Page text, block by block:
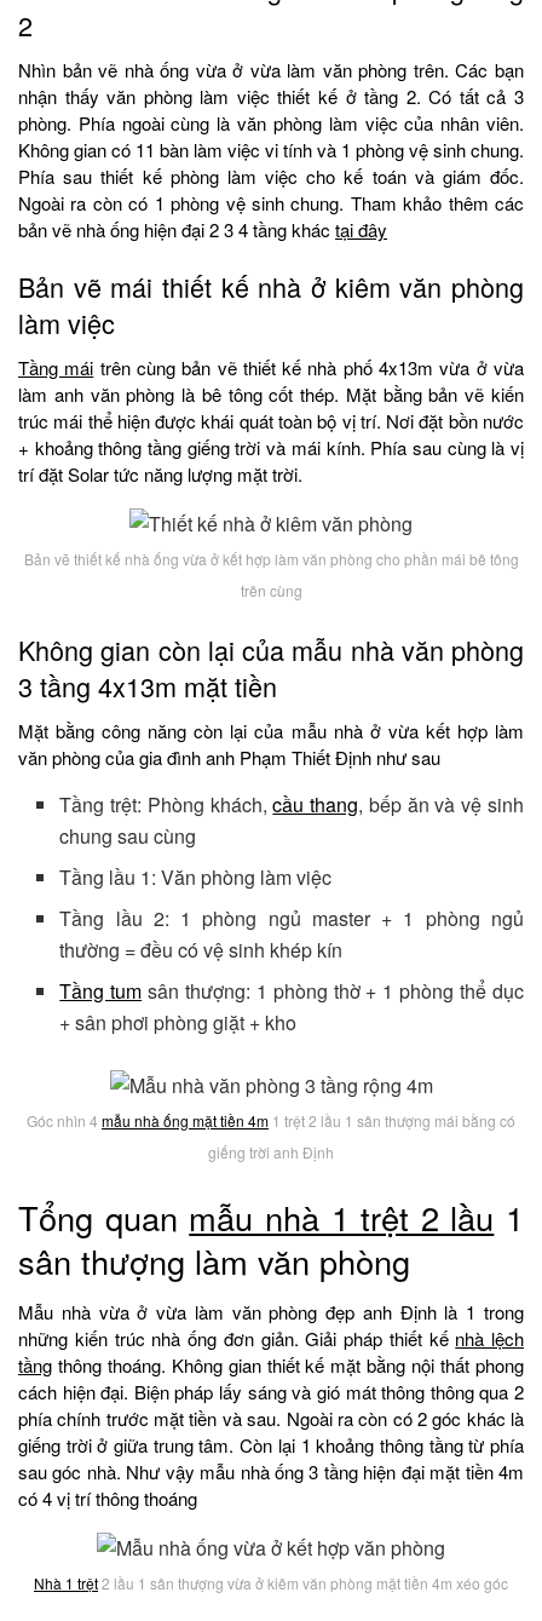
2
Nhìn bản vẽ nhà ống vừa ở vừa làm văn phòng trên. Các bạn
nhận thấy văn phòng làm việc thiết kế ở tầng 2. Có tất cả 3
phòng. Phía ngoài cùng là văn phòng làm việc của nhân viên.
Không gian có 11 bàn làm việc vi tính và 1 phòng vệ sinh chung.
Phía sau thiết kế phòng làm việc cho kế toán và giám đốc.
Ngoài ra còn có 1 phòng vệ sinh chung. Tham khảo thêm các
bản vẽ nhà ống hiện đại 2 3 4 tầng khác tại đây
Bản vẽ mái thiết kế nhà ở kiêm văn phòng
làm việc
Tầng mái trên cùng bản vẽ thiết kế nhà phố 4x13m vừa ở vừa
làm anh văn phòng là bê tông cốt thép. Mặt bằng bản vẽ kiến
trúc mái thể hiện được khái quát toàn bộ vị trí. Nơi đặt bồn nước
+ khoảng thông tầng giếng trời và mái kính. Phía sau cùng là vị
trí đặt Solar tức năng lượng mặt trời.
Bản vẽ thiết kế nhà ống vừa ở kết hợp làm văn phòng cho phần mái bê tông
trên cùng
Không gian còn lại của mẫu nhà văn phòng
3 tầng 4x13m mặt tiền
Mặt bằng công năng còn lại của mẫu nhà ở vừa kết hợp làm
văn phòng của gia đình anh Phạm Thiết Định như sau
Tầng trệt: Phòng khách,cầu thang, bếp ăn và vệ sinh
chung sau cùng
Tầng lầu 1: Văn phòng làm việc
Tầng lầu 2: 1 phòng ngủ master + 1 phòng ngủ
thường = đều có vệ sinh khép kín
Tầng tum sân thượng: 1 phòng thờ + 1 phòng thể dục
+ sân phơi phòng giặt + kho
Góc nhìn 4 mẫu nhà ống mặt tiền 4m 1 trệt 2 lầu 1 sân thượng mái bằng có
giếng trời anh Định
Tổng quan mẫu nhà 1 trệt 2 lầu 1
sân thượng làm văn phòng
Mẫu nhà vừa ở vừa làm văn phòng đẹp anh Định là 1 trong
những kiến trúc nhà ống đơn giản. Giải pháp thiết kế nhà lệch
tầng thông thoáng. Không gian thiết kế mặt bằng nội thất phong
cách hiện đại. Biện pháp lấy sáng và gió mát thông thông qua 2
phía chính trước mặt tiền và sau. Ngoài ra còn có 2 góc khác là
giếng trời ở giữa trung tâm. Còn lại 1 khoảng thông tầng từ phía
sau góc nhà. Như vậy mẫu nhà ống 3 tầng hiện đại mặt tiền 4m
có 4 vị trí thông thoáng
Nhà 1 trệt2 lầu 1 sân thượng vừa ở kiêm văn phòng mặt tiền 4m xéo góc